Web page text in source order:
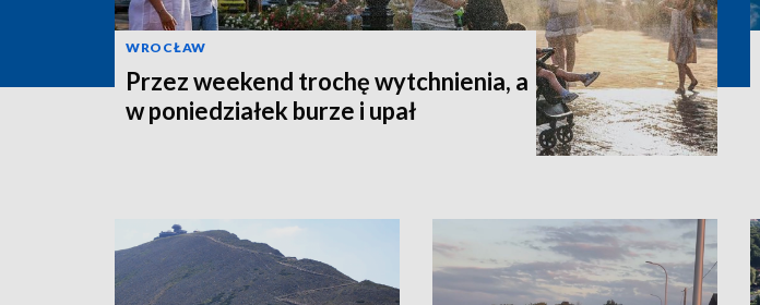
WROCŁAW
Przez weekend trochę wytchnienia, a
w poniedziałek burze i upał